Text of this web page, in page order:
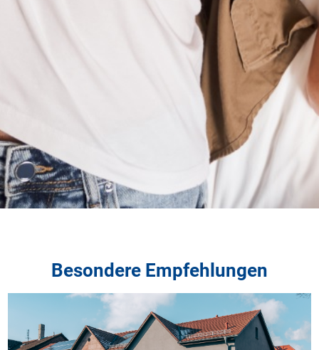
Besondere Empfehlungen